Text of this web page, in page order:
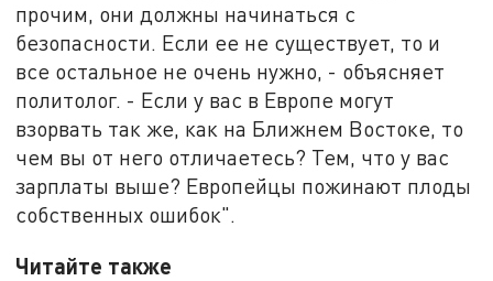
прочим, они должны начинаться с
безопасности. Если ее не существует, то и
все остальное не очень нужно, - объясняет
политолог. - Если у вас в Европе могут
взорвать так же, как на Ближнем Востоке, то
чем вы от него отличаетесь? Тем, что у вас
зарплаты выше? Европейцы пожинают плоды
собственных ошибок".
Читайте также